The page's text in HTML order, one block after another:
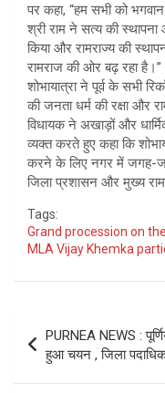
पर कहा, “हम सभी को
श्री राम ने सत्य की स्थापना
किया और रामराज्य की
रामराज की ओर बढ़ रहा
शोभायात्रा ने पूर्व के सभी
की जनता धर्म की रक्षा और
विधायक ने अखाड़ों और
व्यक्त करते हुए कहा कि
करने के लिए नगर में जगह-
जिला प्रशासन और मुख्य
Tags:
Grand procession on
MLA Vijay Khemka
navigation
PURNEA NEWS :
हुआ चयन , जिला